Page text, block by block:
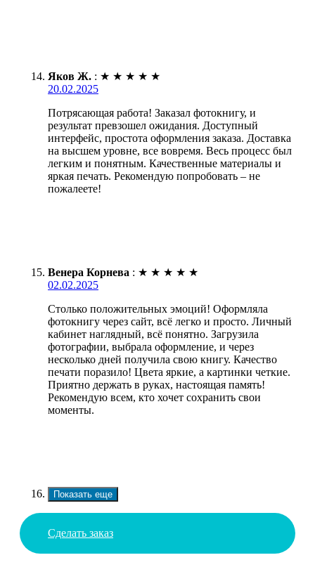
Яков Ж. : ★ ★ ★ ★ ★
20.02.2025
Потрясающая работа! Заказал фотокнигу, и
результат превзошел ожидания. Доступный
интерфейс, простота оформления заказа. Доставка
на высшем уровне, все вовремя. Весь процесс был
легким и понятным. Качественные материалы и
яркая печать. Рекомендую попробовать – не
пожалеете!
Венера Корнева : ★ ★ ★ ★ ★
02.02.2025
Столько положительных эмоций! Оформляла
фотокнигу через сайт, всё легко и просто. Личный
кабинет наглядный, всё понятно. Загрузила
фотографии, выбрала оформление, и через
несколько дней получила свою книгу. Качество
печати поразило! Цвета яркие, а картинки четкие.
Приятно держать в руках, настоящая память!
Рекомендую всем, кто хочет сохранить свои
моменты.
Показать еще
Сделать заказ